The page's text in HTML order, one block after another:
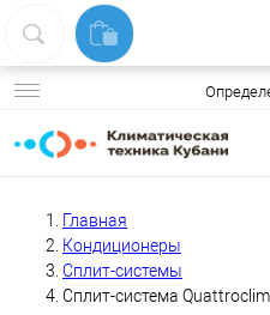
Главная
Кондиционеры
Сплит-системы
Сплит-система